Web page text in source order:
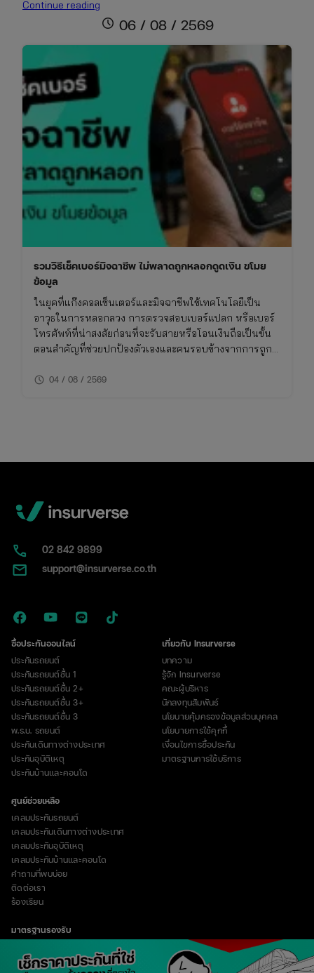
Continue reading
วันพระ
วัน
ไทย-
จีน
เทศกาล
สารท
schedule 06 / 08 / 2569
รวมวิธีเช็คเบอร์มิจฉาชีพ ไม่พลาดถูกหลอกดูดเงิน ขโมย
ข้อมูล
ในยุคที่แก๊งคอลเซ็นเตอร์และมิจฉาชีพใช้เทคโนโลยีเป็น
อาวุธในการหลอกลวง การตรวจสอบเบอร์แปลก หรือเบอร์
โทรศัพท์ที่น่าสงสัยก่อนที่จะรับสายหรือโอนเงินถือเป็นขั้น
ตอนสำคัญที่ช่วยปกป้องตัวเองและคนรอบข้างจากการถูก
ต้องและใช้เครื่องมือที่เหมาะสม บทความนี้จึงรวบรวมวิธี
schedule 04 / 08 / 2569
02​ 842 9899
support@insurverse.co.th
ซื้อประกันออนไลน์
ประกันรถยนต์
ประกันรถยนต์ชั้น 1
ประกันรถยนต์ชั้น 2+
ประกันรถยนต์ชั้น 3+
ประกันรถยนต์ชั้น 3
พ.ร.บ. รถยนต์
ประกันเดินทางต่างประเทศ
ประกันอุบัติเหตุ
ประกันบ้านและคอนโด
เกี่ยวกับ Insurverse
บทความ
รู้จัก Insurverse
คณะผู้บริหาร
นักลงทุนสัมพันธ์
นโยบายคุ้มครองข้อมูลส่วนบุคคล
นโยบายการใช้คุกกี้
เงื่อนไขการซื้อประกัน
มาตรฐานการใช้บริการ
ศูนย์ช่วยเหลือ
เคลมประกันรถยนต์
เคลมประกันเดินทางต่างประเทศ
เคลมประกันอุบัติเหตุ
เคลมประกันบ้านและคอนโด
คำถามที่พบบ่อย
ติดต่อเรา
ร้องเรียน
มาตรฐานรองรับ